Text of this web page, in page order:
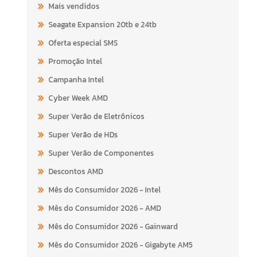
Mais vendidos
Seagate Expansion 20tb e 24tb
Oferta especial SMS
Promoção Intel
Campanha Intel
Cyber Week AMD
Super Verão de Eletrônicos
Super Verão de HDs
Super Verão de Componentes
Descontos AMD
Mês do Consumidor 2026 - Intel
Mês do Consumidor 2026 - AMD
Mês do Consumidor 2026 - Gainward
Mês do Consumidor 2026 - Gigabyte AM5